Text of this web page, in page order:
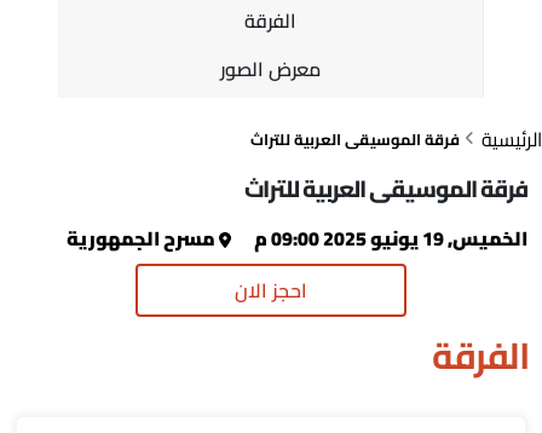
الفرقة
معرض الصور
الرئيسية
فرقة الموسيقى العربية للتراث
فرقة الموسيقى العربية للتراث
الخميس, 19 يونيو 2025 09:00 م
مسرح الجمهورية
احجز الان
الفرقة